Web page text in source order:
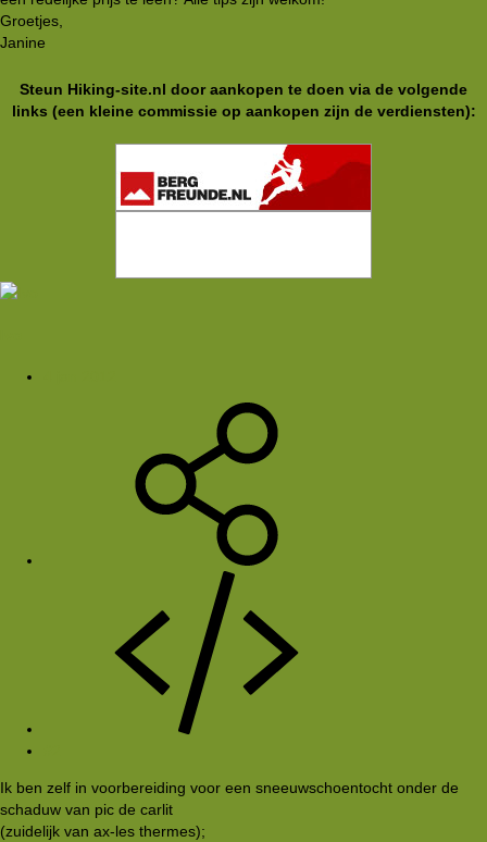
Groetjes,
Janine
Steun Hiking-site.nl door aankopen te doen via de volgende
links (een kleine commissie op aankopen zijn de verdiensten):
Ik ben zelf in voorbereiding voor een sneeuwschoentocht onder de
schaduw van pic de carlit
(zuidelijk van ax-les thermes);